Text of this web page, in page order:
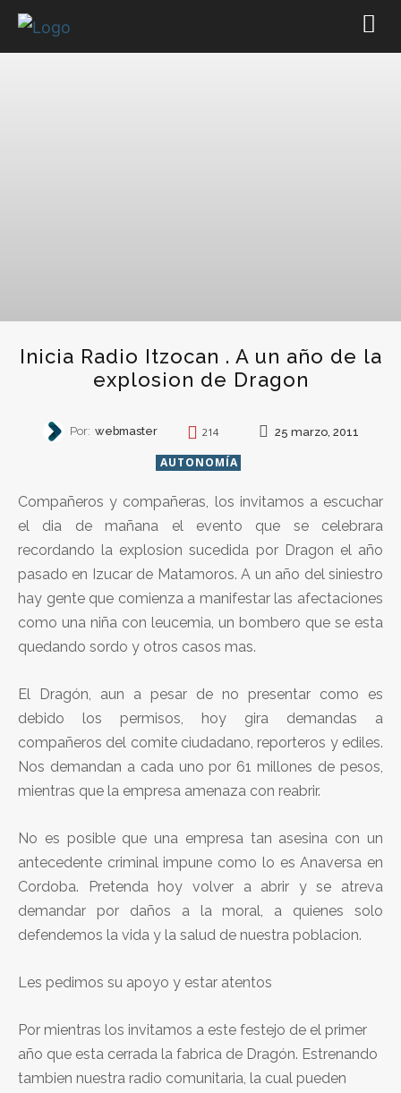
Inicia Radio Itzocan . A un año de la
explosion de Dragon
Por: webmaster 214 25 marzo, 2011
AUTONOMÍA
Compañeros y compañeras, los invitamos a escuchar
el dia de mañana el evento que se celebrara
recordando la explosion sucedida por Dragon el año
pasado en Izucar de Matamoros. A un año del siniestro
hay gente que comienza a manifestar las afectaciones
como una niña con leucemia, un bombero que se esta
quedando sordo y otros casos mas.
El Dragón, aun a pesar de no presentar como es
debido los permisos, hoy gira demandas a
compañeros del comite ciudadano, reporteros y ediles.
Nos demandan a cada uno por 61 millones de pesos,
mientras que la empresa amenaza con reabrir.
No es posible que una empresa tan asesina con un
antecedente criminal impune como lo es Anaversa en
Cordoba. Pretenda hoy volver a abrir y se atreva
demandar por daños a la moral, a quienes solo
defendemos la vida y la salud de nuestra poblacion.
Les pedimos su apoyo y estar atentos
Por mientras los invitamos a este festejo de el primer
año que esta cerrada la fabrica de Dragón. Estrenando
tambien nuestra radio comunitaria, la cual pueden